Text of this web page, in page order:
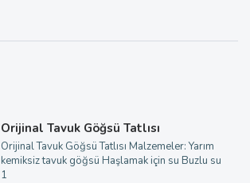
Orijinal Tavuk Göğsü Tatlısı
Orijinal Tavuk Göğsü Tatlısı Malzemeler: Yarım
kemiksiz tavuk göğsü Haşlamak için su Buzlu su
1